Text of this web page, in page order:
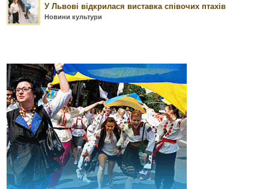
У Львові відкрилася виставка співочих птахів
Новини культури